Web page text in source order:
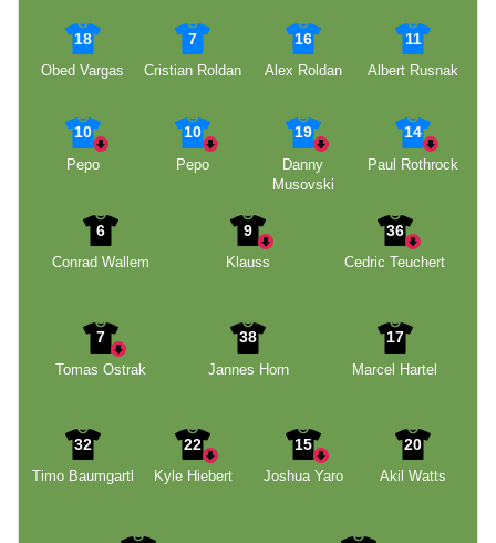
18
Obed Vargas
7
Cristian Roldan
16
Alex Roldan
11
Albert Rusnak
10
Pepo
10
Pepo
19
Danny
Musovski
14
Paul Rothrock
6
Conrad Wallem
9
Klauss
36
Cedric Teuchert
7
Tomas Ostrak
38
Jannes Horn
17
Marcel Hartel
32
Timo Baumgartl
22
Kyle Hiebert
15
Joshua Yaro
20
Akil Watts